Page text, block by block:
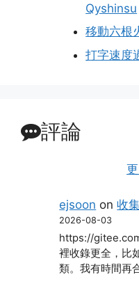
Qyshinsu
移動六根
打字速度
評論
ejsoon on收
2026-08-03
https://
裡收錄更全，比
類。我有時間再